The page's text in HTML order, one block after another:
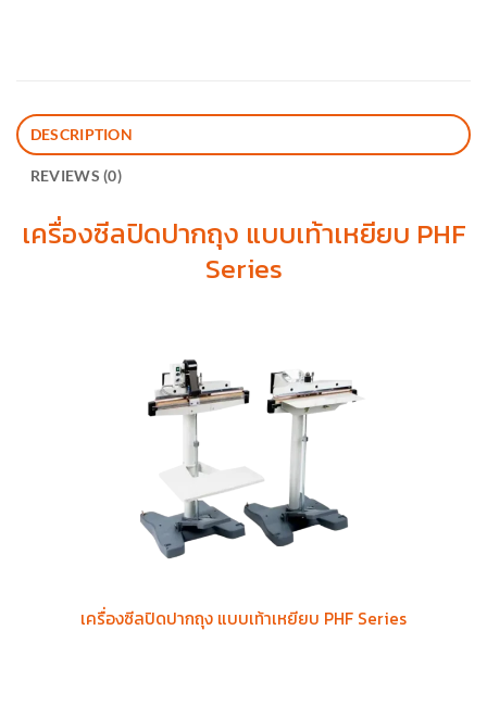
DESCRIPTION
REVIEWS (0)
เครื่องซีลปิดปากถุง แบบเท้าเหยียบ PHF
Series
เครื่องซีลปิดปากถุง แบบเท้าเหยียบ PHF Series